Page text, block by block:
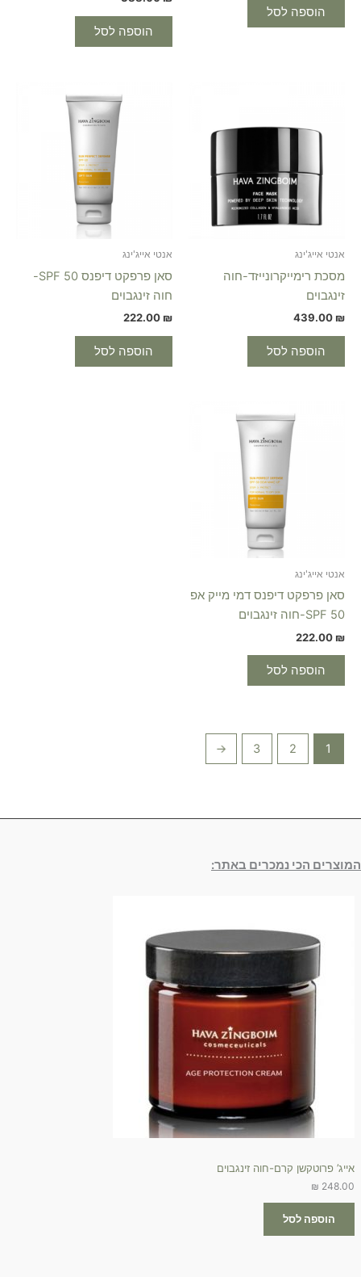
הוספה לסל
הוספה לסל
אנטי אייג'ינג
מסכת רימייקרונייזד-חוה
זינגבוים
439.00 ₪
הוספה לסל
אנטי אייג'ינג
סאן פרפקט דיפנס 50 SPF-
חוה זינגבוים
222.00 ₪
הוספה לסל
אנטי אייג'ינג
סאן פרפקט דיפנס דמי מייק אפ
50 SPF-חוה זינגבוים
222.00 ₪
הוספה לסל
1
2
3
←
המוצרים הכי נמכרים באתר:
אייג’ פרוטקשן קרם-חוה זינגבוים
248.00
₪
הוספה לסל